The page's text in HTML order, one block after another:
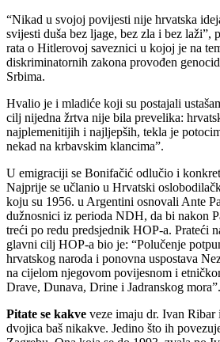
“Nikad u svojoj povijesti nije hrvatska
svijesti duša bez ljage, bez zla i bez laži”,
rata o Hitlerovoj saveznici u kojoj je na
diskriminatornih zakona provođen
Srbima.
Hvalio je i mladiće koji su postajali
cilj nijedna žrtva nije bila prevelika:
najplemenitijih i najljepših, tekla je
nekad na krbavskim klancima”.
U emigraciji se Bonifačić odlučio i
Najprije se učlanio u Hrvatski
koju su 1956. u Argentini osnovali Ante
dužnosnici iz perioda NDH, da bi nakon
treći po redu predsjednik HOP-a. Prateći
glavni cilj HOP-a bio je: “Polučenje
hrvatskog naroda i ponovna uspostava
na cijelom njegovom povijesnom i
Drave, Dunava, Drine i Jadranskog mora”.
Pitate se kakve veze imaju dr. Ivan
dvojica baš nikakve. Jedino što ih